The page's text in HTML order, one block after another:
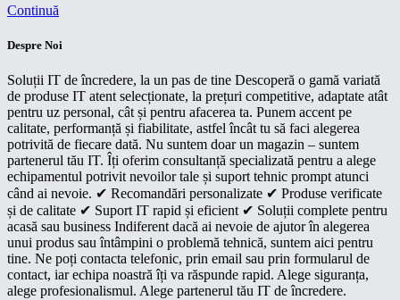
Continuă
Despre Noi
Soluții IT de încredere, la un pas de tine Descoperă o gamă variată
de produse IT atent selecționate, la prețuri competitive, adaptate atât
pentru uz personal, cât și pentru afacerea ta. Punem accent pe
calitate, performanță și fiabilitate, astfel încât tu să faci alegerea
potrivită de fiecare dată. Nu suntem doar un magazin – suntem
partenerul tău IT. Îți oferim consultanță specializată pentru a alege
echipamentul potrivit nevoilor tale și suport tehnic prompt atunci
când ai nevoie. ✔ Recomandări personalizate ✔ Produse verificate
și de calitate ✔ Suport IT rapid și eficient ✔ Soluții complete pentru
acasă sau business Indiferent dacă ai nevoie de ajutor în alegerea
unui produs sau întâmpini o problemă tehnică, suntem aici pentru
tine. Ne poți contacta telefonic, prin email sau prin formularul de
contact, iar echipa noastră îți va răspunde rapid. Alege siguranța,
alege profesionalismul. Alege partenerul tău IT de încredere.